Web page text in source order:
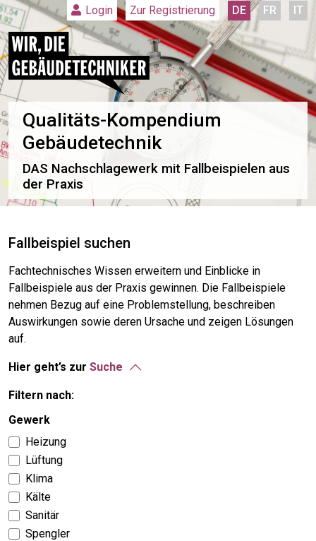
Login Zur Registrierung DE FR IT
Qualitäts-Kompendium
Gebäudetechnik
DAS Nachschlagewerk mit Fallbeispielen aus
der Praxis
Fallbeispiel suchen
Fachtechnisches Wissen erweitern und Einblicke in
Fallbeispiele aus der Praxis gewinnen. Die Fallbeispiele
nehmen Bezug auf eine Problemstellung, beschreiben
Auswirkungen sowie deren Ursache und zeigen Lösungen
auf.
Hier geht’s zur Suche
Filtern nach:
Gewerk
Heizung
Lüftung
Klima
Kälte
Sanitär
Spengler